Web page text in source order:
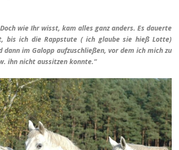
wie Ihr wisst, kam alles ganz anders. Es dauerte
bis ich die Rappstute ( ich glaube sie hieß Lotte)
im Galopp aufzuschließen, vor dem ich mich zu
ihn nicht aussitzen konnte.“